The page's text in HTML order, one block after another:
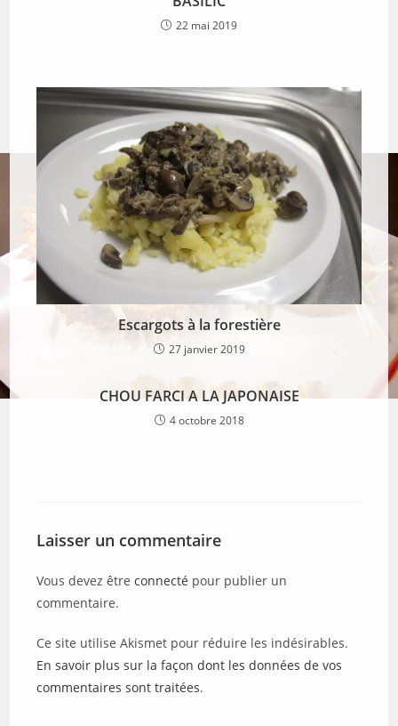
22 mai 2019
Escargots à la forestière
27 janvier 2019
CHOU FARCI A LA JAPONAISE
4 octobre 2018
Laisser un commentaire
Vous devez êtreconnecté pour publier un
commentaire.
Ce site utilise Akismet pour réduire les indésirables.
En savoir plus sur la façon dont les données de vos
commentaires sont traitées.